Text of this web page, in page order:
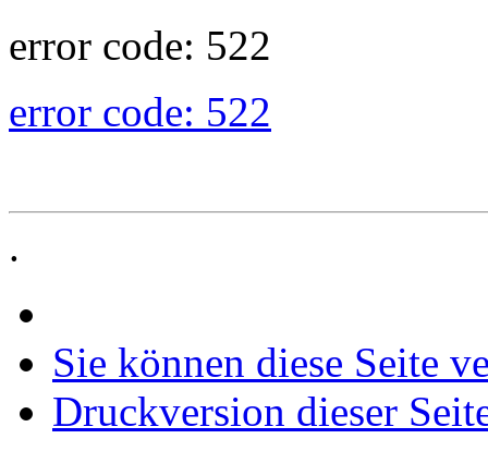
error code: 522
error code: 522
.
Sie können diese Seite
Druckversion dieser